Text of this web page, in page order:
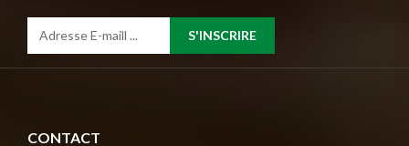
S'INSCRIRE
CONTACT